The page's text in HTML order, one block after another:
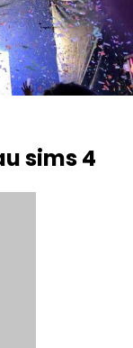
sims 4